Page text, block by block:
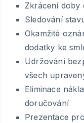
Zkrácení doby
Sledování
Okamžité
dodatky ke
Udržování
všech
Eliminace
doručování
Prezentace